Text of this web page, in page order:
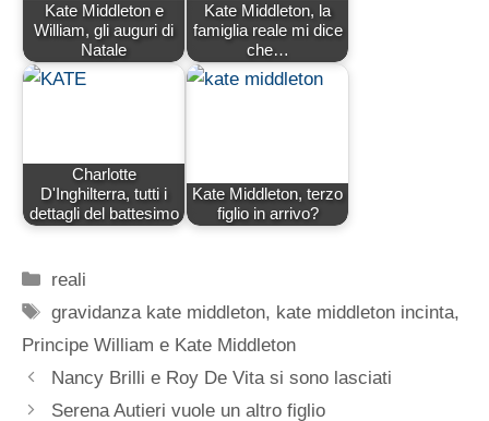
Kate Middleton e
William, gli auguri di
Natale
Kate Middleton, la
famiglia reale mi dice
che…
Charlotte
D'Inghilterra, tutti i
dettagli del battesimo
Kate Middleton, terzo
figlio in arrivo?
Categorie
reali
Tag
gravidanza kate middleton, kate middleton incinta,
Principe William e Kate Middleton
Nancy Brilli e Roy De Vita si sono lasciati
Serena Autieri vuole un altro figlio